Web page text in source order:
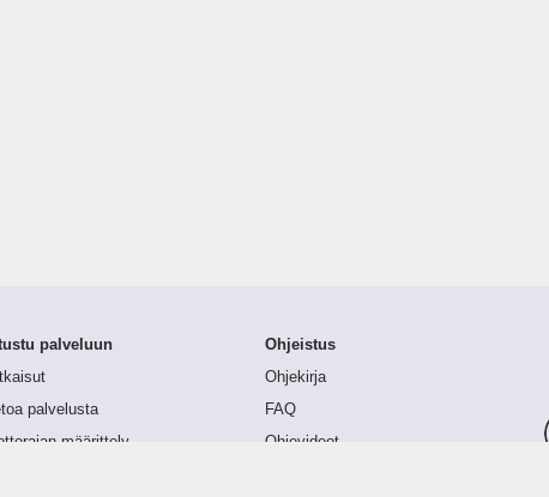
palveluun
palvelusta
määrittely
Ohjeistus
Ohjekirja
FAQ
Ohjevideot